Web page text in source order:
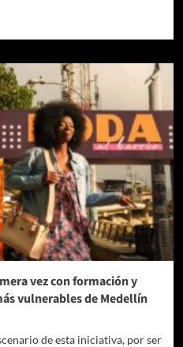
vez con formación y
vulnerables de Medellín
de esta iniciativa, por ser